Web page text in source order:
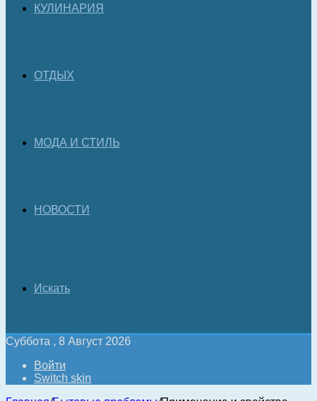
КУЛИНАРИЯ
ОТДЫХ
МОДА И СТИЛЬ
НОВОСТИ
Искать
Суббота , 8 Август 2026
Войти
Switch skin